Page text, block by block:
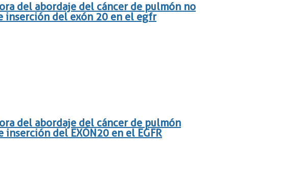
del abordaje del cáncer de pulmón no
del exón 20 en el egfr
del abordaje del cáncer de pulmón
del EXÓN20 en el EGFR